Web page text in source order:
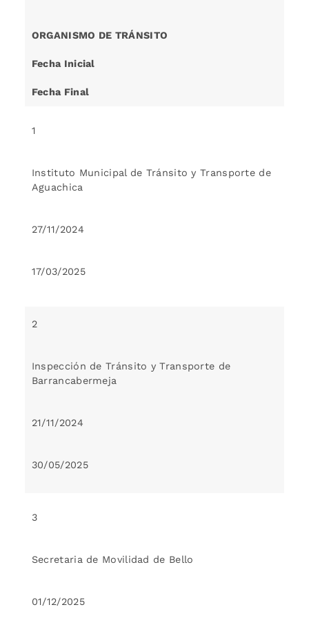
ORGANISMO DE TRÁNSITO
Fecha Inicial
Fecha Final
1
Instituto Municipal de Tránsito y Transporte de
Aguachica
27/11/2024
17/03/2025
2
Inspección de Tránsito y Transporte de
Barrancabermeja
21/11/2024
30/05/2025
3
Secretaria de Movilidad de Bello
01/12/2025